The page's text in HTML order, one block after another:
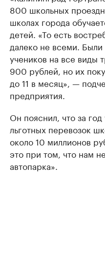
800 школьных
школах города
детей. «То есть
далеко не всеми.
учеников на все виды
900 рублей, но их
до 11 в месяц», —
предприятия.
Он пояснил, что за
льготных перевозок
около 10 миллионов
это при том, что нам
автопарка».